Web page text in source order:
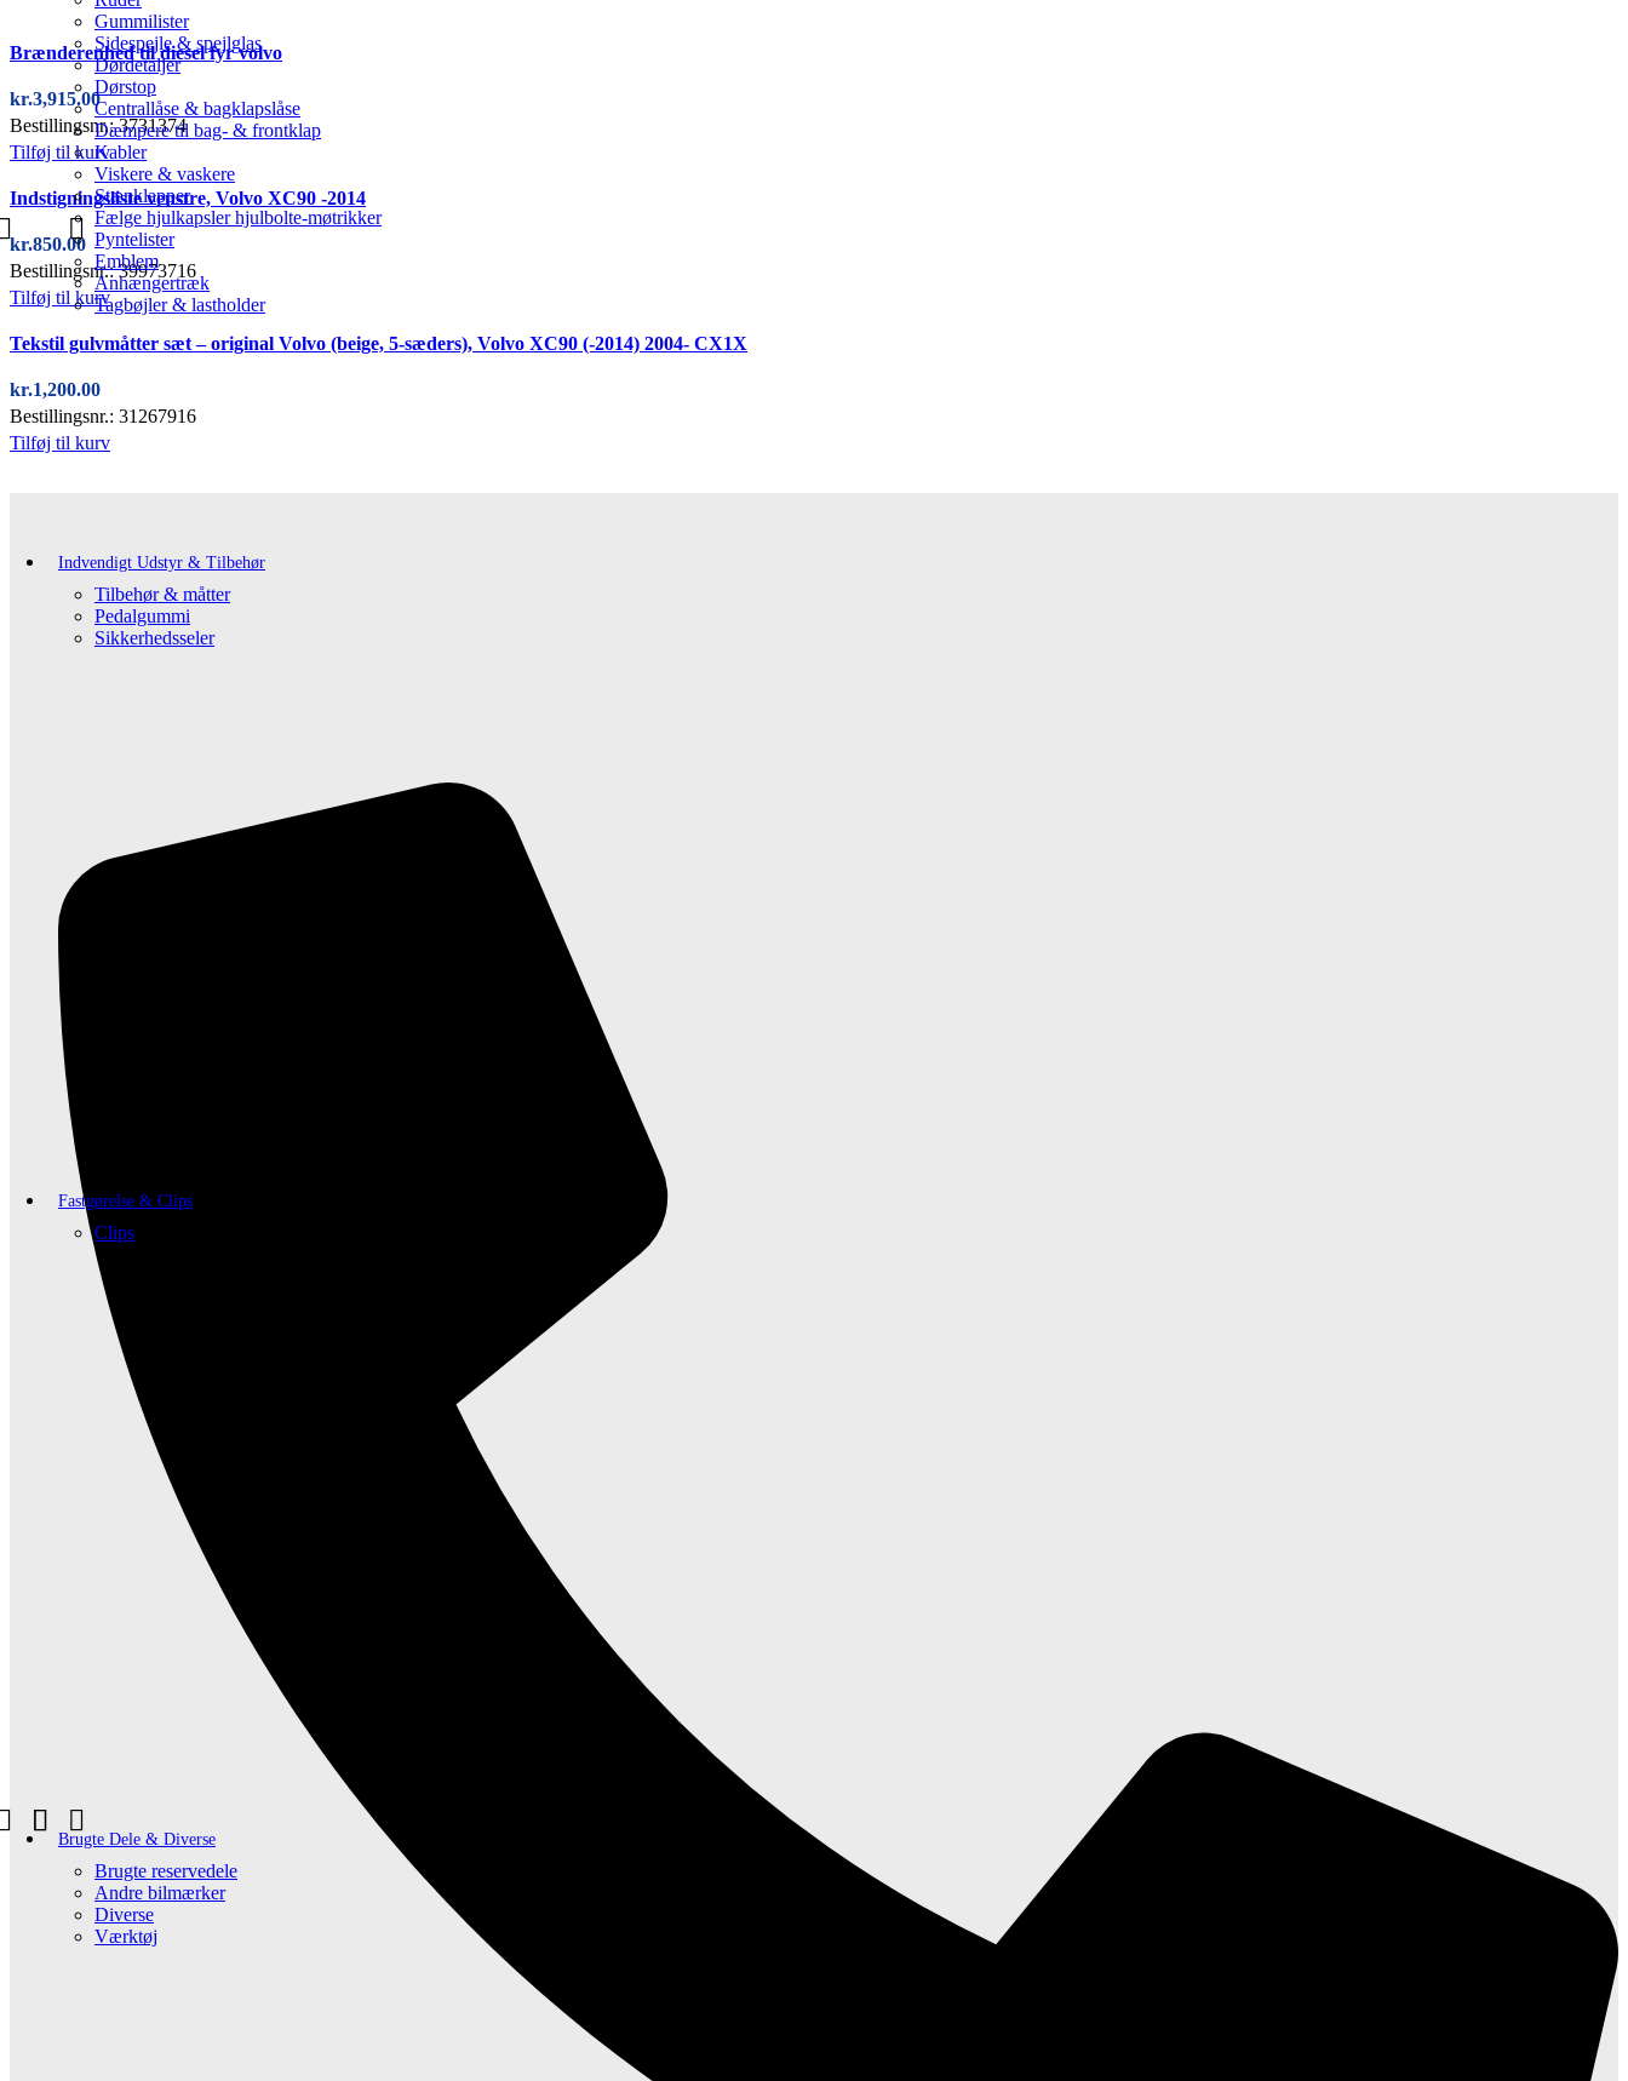
Gummilister
Sidespejle & spejlglas
Dørdetaljer
Dørstop
Centrallåse & bagklapslåse
Dæmpere til bag- & frontklap
Kabler
Viskere & vaskere
Stænklapper
Fælge hjulkapsler hjulbolte-møtrikker
Pyntelister
Emblem
Anhængertræk
Tagbøjler & lastholder
Indvendigt Udstyr & Tilbehør
Tilbehør & måtter
Pedalgummi
Sikkerhedsseler
Fastgørelse & Clips
Clips
Brugte Dele & Diverse
Brugte reservedele
Andre bilmærker
Diverse
Værktøj
Brænderenhed til diesel fyr volvo
kr.3,915.00
Bestillingsnr.: 3731374
Tilføj til kurv
Indstigningsliste venstre, Volvo XC90 -2014
kr.850.00
Bestillingsnr.: 39973716
Tilføj til kurv
Tekstil gulvmåtter sæt – original Volvo (beige, 5-sæders), Volvo XC90 (-2014) 2004- CX1X
kr.1,200.00
Bestillingsnr.: 31267916
Tilføj til kurv